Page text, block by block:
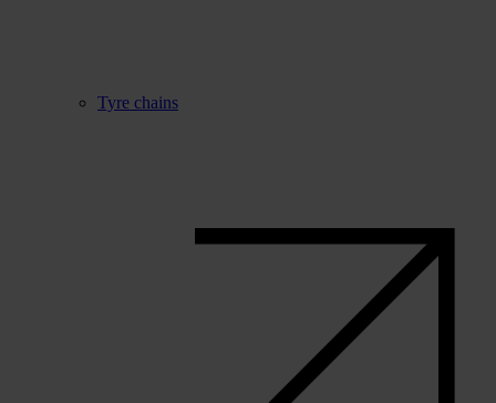
Tyre chains